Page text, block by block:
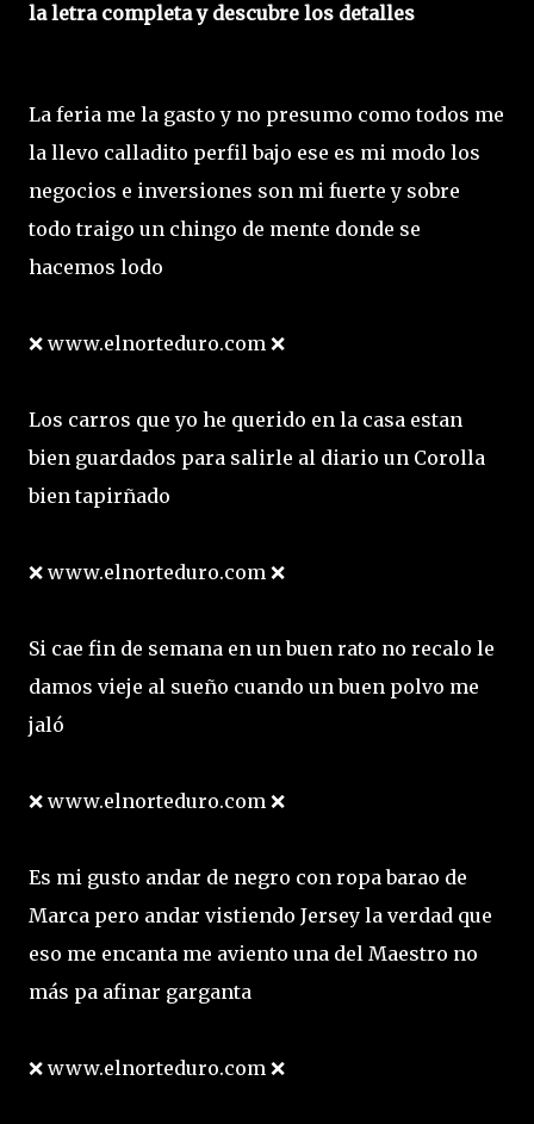
la letra completa y descubre los detalles
La feria me la gasto y no presumo como todos me
la llevo calladito perfil bajo ese es mi modo los
negocios e inversiones son mi fuerte y sobre
todo traigo un chingo de mente donde se
hacemos lodo
❌ www.elnorteduro.com ❌
Los carros que yo he querido en la casa estan
bien guardados para salirle al diario un Corolla
bien tapirñado
❌ www.elnorteduro.com ❌
Si cae fin de semana en un buen rato no recalo le
damos vieje al sueño cuando un buen polvo me
jaló
❌ www.elnorteduro.com ❌
Es mi gusto andar de negro con ropa barao de
Marca pero andar vistiendo Jersey la verdad que
eso me encanta me aviento una del Maestro no
más pa afinar garganta
❌ www.elnorteduro.com ❌